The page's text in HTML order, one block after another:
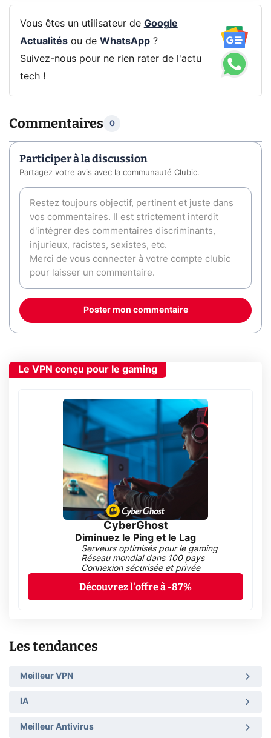
Vous êtes un utilisateur de Google
Actualitésou de WhatsApp?
Suivez-nous pour ne rien rater de l'actu
tech !
Commentaires 0
Participer à la discussion
Partagez votre avis avec la communauté Clubic.
Poster mon commentaire
Le VPN conçu pour le gaming
CyberGhost
Diminuez le Ping et le Lag
Serveurs optimisés pour le gaming
Réseau mondial dans 100 pays
Connexion sécurisée et privée
Découvrez l'offre à -87%
Les tendances
Meilleur VPN
IA
Meilleur Antivirus